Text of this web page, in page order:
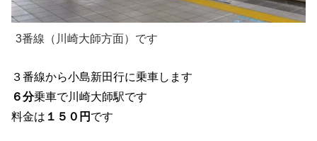
3番線（川崎大師方面）です
３番線から小島新田行に乗車します
６分乗車で川崎大師駅です
料金は １５０円 です